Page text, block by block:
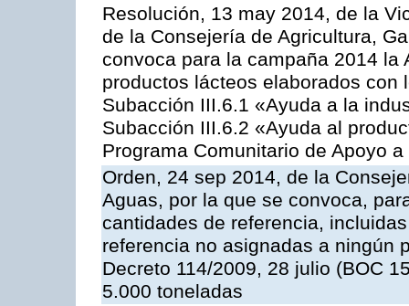
Resolución, 13 may 2014, de la
de la Consejería de Agricultura,
convoca para la campaña 2014
productos lácteos elaborados
Subacción III.6.1 «Ayuda a la
Subacción III.6.2 «Ayuda al
Programa Comunitario de Apoyo
Orden, 24 sep 2014, de la
Aguas, por la que se convoca,
cantidades de referencia,
referencia no asignadas a ningún
Decreto 114/2009, 28 julio (BOC
5.000 toneladas